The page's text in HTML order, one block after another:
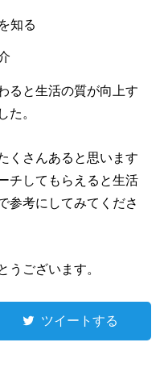
知る
ると生活の質が向上す
た。
くさんあると思います
チしてもらえると生活
参考にしてみてくださ
うございます。
ツイートする